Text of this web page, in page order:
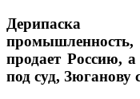
Дерипаска
промышленность,
продает Россию,
под суд, Зюганову